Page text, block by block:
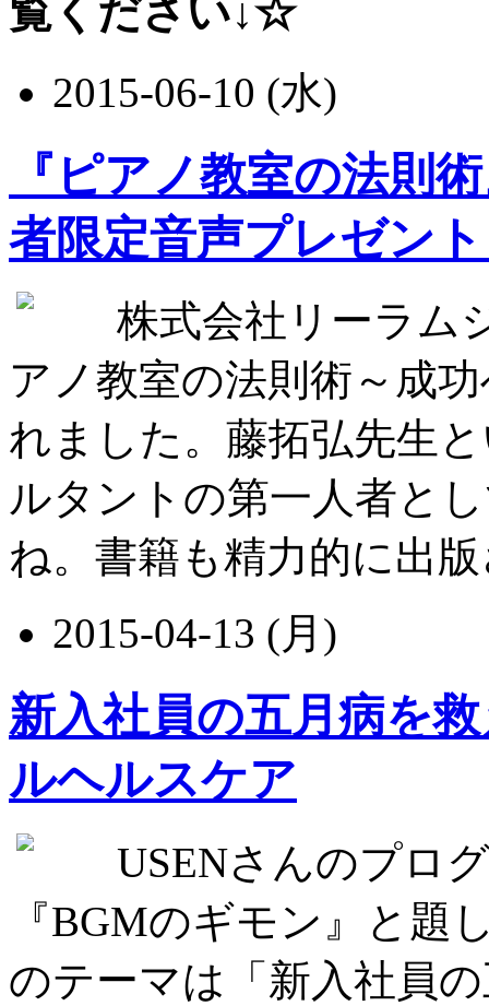
覧ください↓☆
2015-06-10 (水)
『ピアノ教室の法則
者限定音声プレゼン
株式会社リーラム
アノ教室の法則術～成
れました。藤拓弘先生
ルタントの第一人者と
ね。書籍も精力的に出
2015-04-13 (月)
新入社員の五月病を
ルヘルスケア
USENさんのプロ
『BGMのギモン』と題
のテーマは「新入社員